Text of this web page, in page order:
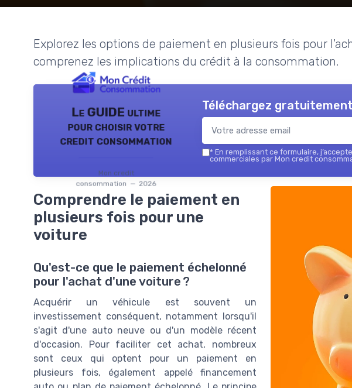
Explorez les options de paiement en plusieurs fois pour
comprenez les implications du crédit à la consommation.
Le GUIDE ultime
pour choisir votre
credit consommation
Mon credit
consommation — 2026
Téléchargez
* En remplissant ce formulaire,
commerciales par Mon credit
Comprendre le paiement en
plusieurs fois pour une
voiture
Qu'est-ce que le paiement échelonné
pour l'achat d'une voiture ?
Acquérir un véhicule est souvent un
investissement conséquent, notamment lorsqu'il
s'agit d'une auto neuve ou d'un modèle récent
d'occasion. Pour faciliter cet achat, nombreux
sont ceux qui optent pour un paiement en
plusieurs fois, également appelé financement